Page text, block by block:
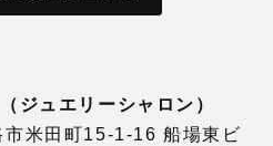
ュエリーシャロン）
米田町15-1-16 船場東ビ